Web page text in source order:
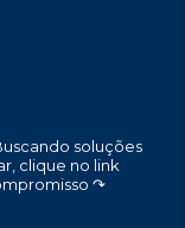
soluções
clique no link
↷